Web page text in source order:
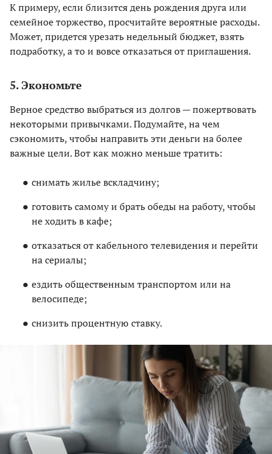
К примеру, если близится день рождения друга или
семейное торжество, просчитайте вероятные расходы.
Может, придется урезать недельный бюджет, взять
подработку, а то и вовсе отказаться от приглашения.
5. Экономьте
Верное средство выбраться из долгов — пожертвовать
некоторыми привычками. Подумайте, на чем
сэкономить, чтобы направить эти деньги на более
важные цели. Вот как можно меньше тратить:
снимать жилье вскладчину;
готовить самому и брать обеды на работу, чтобы
не ходить в кафе;
отказаться от кабельного телевидения и перейти
на сериалы;
ездить общественным транспортом или на
велосипеде;
снизить процентную ставку.